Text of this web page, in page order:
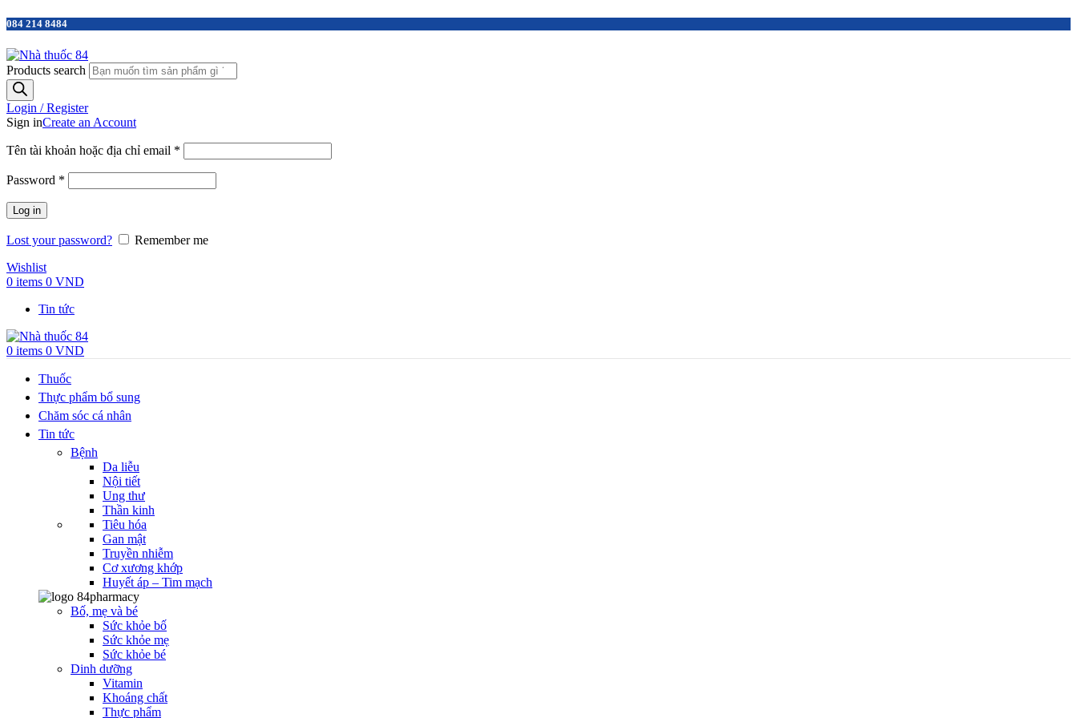
084 214 8484
Products search
Login / Register
Sign inCreate an Account
Tên tài khoản hoặc địa chỉ email *
Password *
Log in
Lost your password?
Remember me
Wishlist
0 items 0 VND
Tin tức
0 items 0 VND
Thuốc
Thực phẩm bổ sung
Chăm sóc cá nhân
Tin tức
Bệnh
Da liễu
Nội tiết
Ung thư
Thần kinh
Tiêu hóa
Gan mật
Truyền nhiễm
Cơ xương khớp
Huyết áp – Tim mạch
Bố, mẹ và bé
Sức khỏe bố
Sức khỏe mẹ
Sức khỏe bé
Dinh dưỡng
Vitamin
Khoáng chất
Thực phẩm